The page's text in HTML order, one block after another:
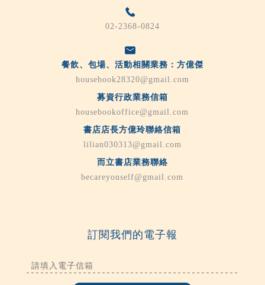
02-2368-0824
餐飲、包場、活動相關業務：方億傑
housebook28320@gmail.com
募資行政業務信箱
housebookoffice@gmail.com
書店店長方億玲聯絡信箱
lilian030313@gmail.com
而立書店業務聯絡
becareyouself@gmail.com
訂閱我們的電子報